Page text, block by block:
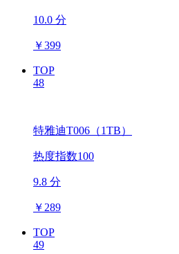
10.0 分
￥399
TOP
48
特雅迪T006（1TB）
热度指数100
9.8 分
￥ 289
TOP
49